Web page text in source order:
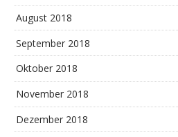
August 2018
September 2018
Oktober 2018
November 2018
Dezember 2018